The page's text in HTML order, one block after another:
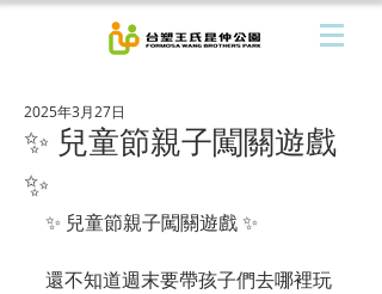
✨ 兒童節親子闖關遊戲
✨
2025年3月27日
✨ 兒童節親子闖關遊戲 ✨
還不知道週末要帶孩子們去哪裡玩